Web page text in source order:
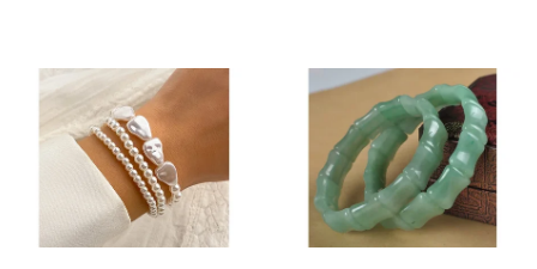
Najpredávanejšie
Abecedne